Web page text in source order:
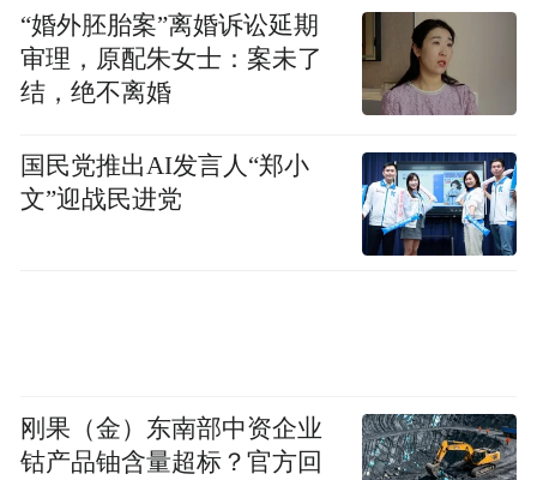
“永和枣羊”产业的扶持力度，不断优化养殖
技术，研发更多的产品种类，提升产品质
量，加强品牌宣传，积极拓展市场，把“永和
（王鑫）
“特别声明：以上作品内容(包括在内的视频、图片或音
platform and merely provides information storage
space services.”
“婚外胚胎案”离婚诉讼延期
审理，原配朱女士：案未了
结，绝不离婚
国民党推出AI发言人“郑小
文”迎战民进党
刚果（金）东南部中资企业
钴产品铀含量超标？官方回